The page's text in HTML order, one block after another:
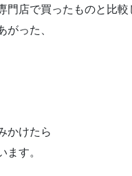
店で買ったものと比較
がった、
かけたら
ます。